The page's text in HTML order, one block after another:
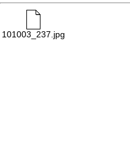
101003_237.jpg